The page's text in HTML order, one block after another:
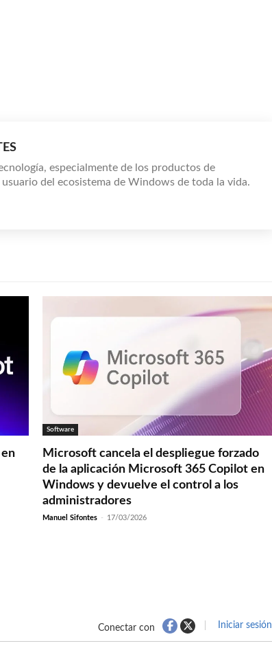
especialmente de los productos de
del ecosistema de Windows de toda la vida.
Software
Microsoft cancela el despliegue forzado
de la aplicación Microsoft 365 Copilot en
Windows y devuelve el control a los
administradores
Manuel Sifontes - 17/03/2026
Conectar con Iniciar sesión